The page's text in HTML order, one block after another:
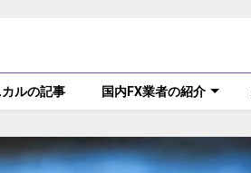
ルの記事 国内FX業者の紹介